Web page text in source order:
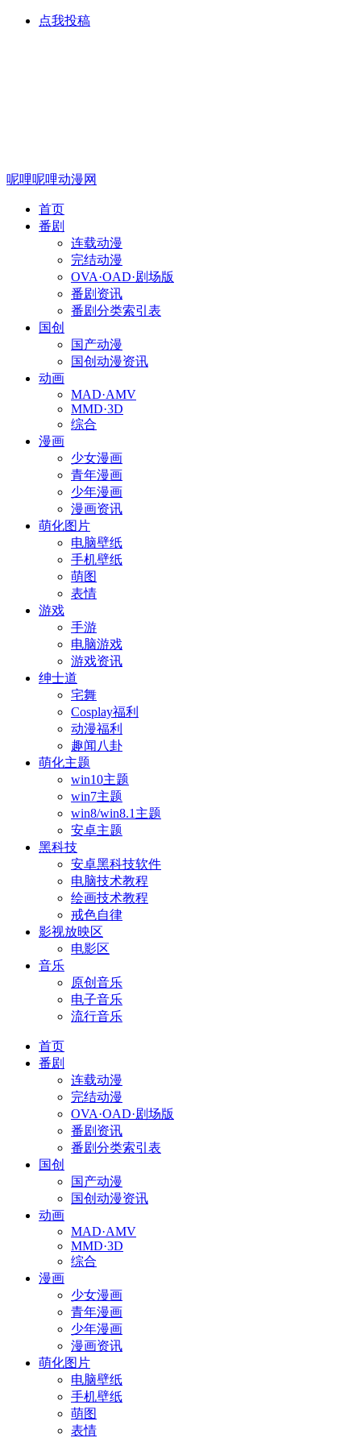
点我投稿
呢哩呢哩动漫网
首页
番剧
连载动漫
完结动漫
OVA·OAD·剧场版
番剧资讯
番剧分类索引表
国创
国产动漫
国创动漫资讯
动画
MAD·AMV
MMD·3D
综合
漫画
少女漫画
青年漫画
少年漫画
漫画资讯
萌化图片
电脑壁纸
手机壁纸
萌图
表情
游戏
手游
电脑游戏
游戏资讯
绅士道
宅舞
Cosplay福利
动漫福利
趣闻八卦
萌化主题
win10主题
win7主题
win8/win8.1主题
安卓主题
黑科技
安卓黑科技软件
电脑技术教程
绘画技术教程
戒色自律
影视放映区
电影区
音乐
原创音乐
电子音乐
流行音乐
首页
番剧
连载动漫
完结动漫
OVA·OAD·剧场版
番剧资讯
番剧分类索引表
国创
国产动漫
国创动漫资讯
动画
MAD·AMV
MMD·3D
综合
漫画
少女漫画
青年漫画
少年漫画
漫画资讯
萌化图片
电脑壁纸
手机壁纸
萌图
表情